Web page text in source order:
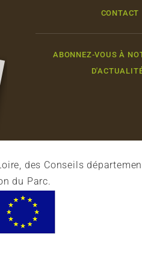
CONTACT
ABONNEZ-VOUS À
des Conseils
du Parc.